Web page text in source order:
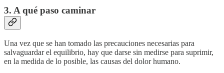
3. A qué paso caminar
Una vez que se han tomado las precauciones necesarias para
salvaguardar el equilibrio, hay que darse sin medirse para suprimir,
en la medida de lo posible, las causas del dolor humano.